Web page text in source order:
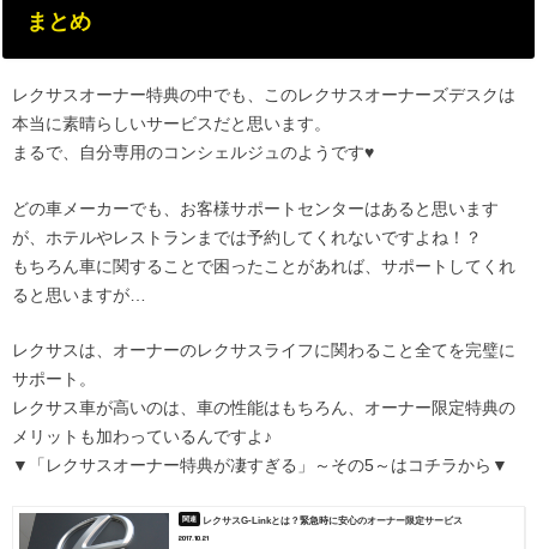
まとめ
レクサスオーナー特典の中でも、このレクサスオーナーズデスクは
本当に素晴らしいサービスだと思います。
まるで、自分専用のコンシェルジュのようです♥
どの車メーカーでも、お客様サポートセンターはあると思います
が、ホテルやレストランまでは予約してくれないですよね！？
もちろん車に関することで困ったことがあれば、サポートしてくれ
ると思いますが…
レクサスは、オーナーのレクサスライフに関わること全てを完璧に
サポート。
レクサス車が高いのは、車の性能はもちろん、オーナー限定特典の
メリットも加わっているんですよ♪
▼「レクサスオーナー特典が凄すぎる」～その5～はコチラから▼
レクサスG-Linkとは？緊急時に安心のオーナー限定サービス
2017.10.21